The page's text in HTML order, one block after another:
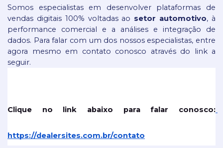
Somos especialistas em desenvolver plataformas de
vendas digitais 100% voltadas ao setor automotivo, à
performance comercial e a análises e integração de
dados. Para falar com um dos nossos especialistas, entre
agora mesmo em contato conosco através do link a
seguir.
Clique no link abaixo para falar conosco:
https://dealersites.com.br/contato